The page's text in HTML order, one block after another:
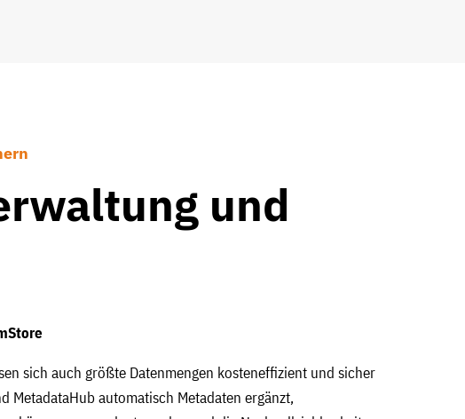
und
sich auch größte Datenmengen kosteneffizient und sicher
MetadataHub automatisch Metadaten ergänzt,